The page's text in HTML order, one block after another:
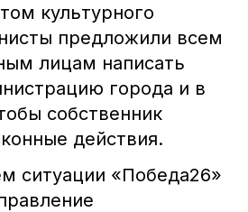
культурного
предложили всем
лицам написать
города и в
собственник
действия.
ситуации «Победа26»